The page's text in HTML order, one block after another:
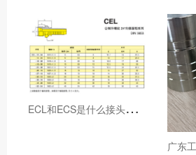
E
CL和ECS是什么接头，用于什么胶管或管件